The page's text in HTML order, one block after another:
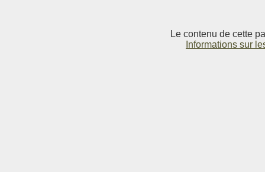
Le contenu de cette
Informations sur